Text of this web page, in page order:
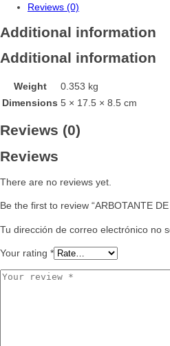
Reviews (0)
Additional information
Additional information
Weight
0.353 kg
Dimensions 5 × 17.5 × 8.5 cm
Reviews (0)
Reviews
There are no reviews yet.
Be the first to review “ARBOTANTE
Tu dirección de correo electrónico no
Your rating *